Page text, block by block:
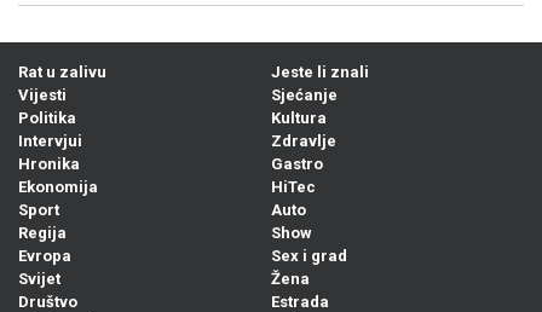
Rat u zalivu
Vijesti
Politika
Intervjui
Hronika
Ekonomija
Sport
Regija
Evropa
Svijet
Društvo
Jeste li znali
Sjećanje
Kultura
Zdravlje
Gastro
HiTec
Auto
Show
Sex i grad
Žena
Estrada